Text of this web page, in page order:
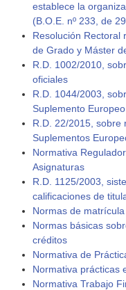
establece la
(B.O.E. nº 233, de
Resolución Rectoral
de Grado y Máster
R.D. 1002/2010,
oficiales
R.D. 1044/2003,
Suplemento
R.D. 22/2015, sobre
Suplementos
Normativa
Asignaturas
R.D. 1125/2003,
calificaciones de
Normas de
Normas básicas
créditos
Normativa de
Normativa prácticas
Normativa Trabajo